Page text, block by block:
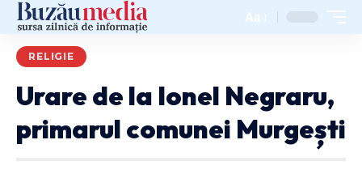
Aa
RELIGIE
Urare de la Ionel Negraru,
primarul comunei Murgești